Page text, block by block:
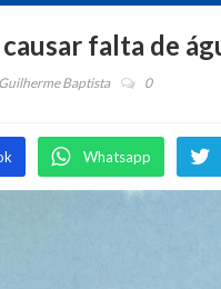
falta de
Guilherme Baptista 0
Whatsapp